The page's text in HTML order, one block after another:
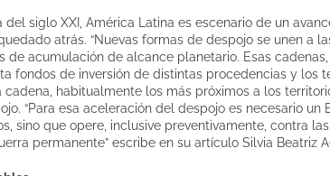
siglo XXI, América Latina es escenario de un
atrás. “Nuevas formas de despojo se unen a
de acumulación de alcance planetario. Esas
fondos de inversión de distintas procedencias y los
habitualmente los más próximos a los
“Para esa aceleración del despojo es necesario un
sino que opere, inclusive preventivamente, contra
permanente” escribe en su artículo Silvia Beatriz